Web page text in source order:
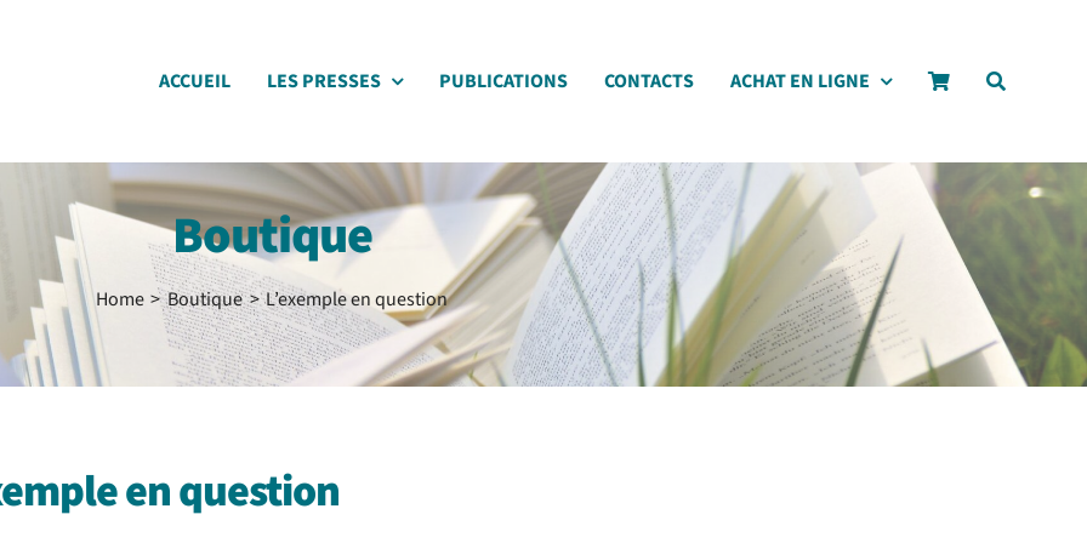
ACCUEIL LES PRESSES PUBLICATIONS CONTACTS ACHAT EN LIGNE
Boutique
Home Boutique L’exemple en question
en question